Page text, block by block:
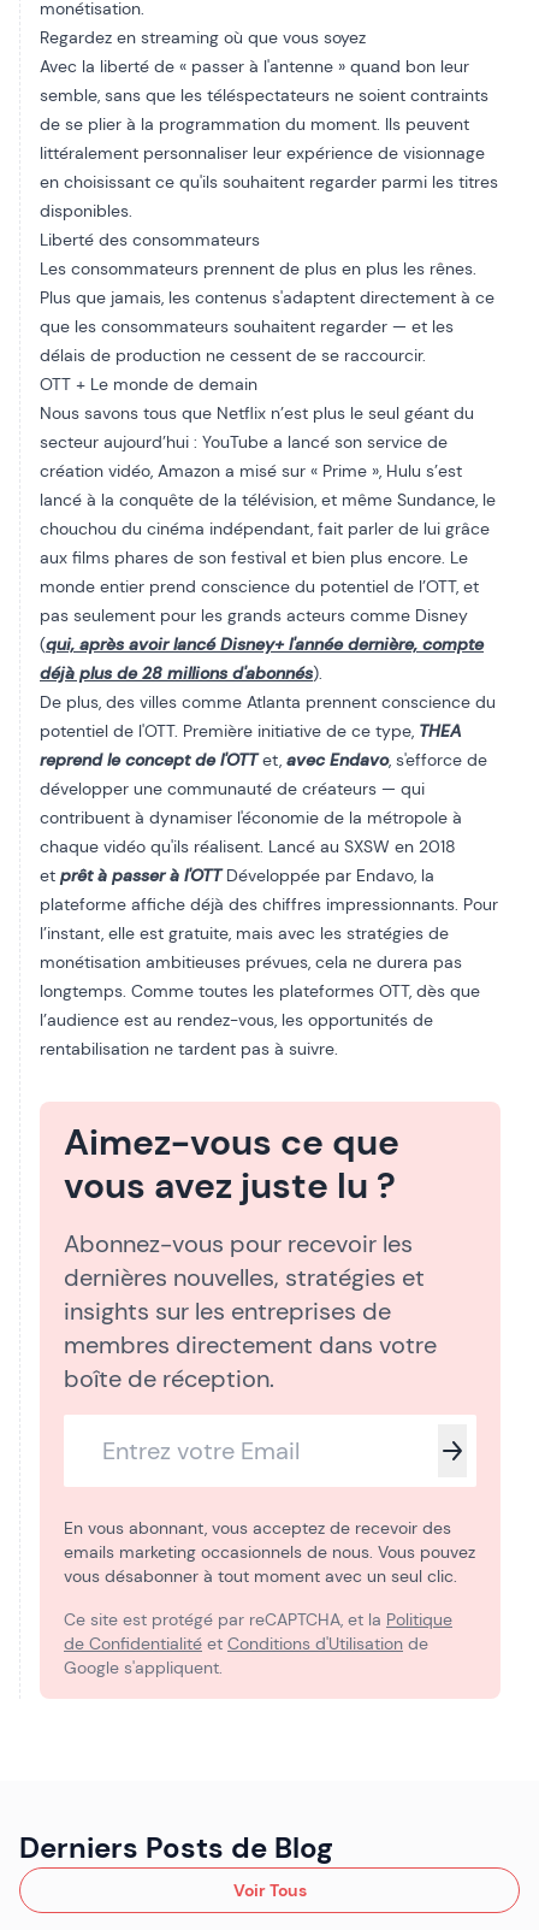
monétisation.
Regardez en streaming où que vous soyez
Avec la liberté de « passer à l'antenne » quand bon leur
semble, sans que les téléspectateurs ne soient contraints
de se plier à la programmation du moment. Ils peuvent
littéralement personnaliser leur expérience de visionnage
en choisissant ce qu'ils souhaitent regarder parmi les titres
disponibles.
Liberté des consommateurs
Les consommateurs prennent de plus en plus les rênes.
Plus que jamais, les contenus s'adaptent directement à ce
que les consommateurs souhaitent regarder — et les
délais de production ne cessent de se raccourcir.
OTT + Le monde de demain
Nous savons tous que Netflix n’est plus le seul géant du
secteur aujourd’hui : YouTube a lancé son service de
création vidéo, Amazon a misé sur « Prime », Hulu s’est
lancé à la conquête de la télévision, et même Sundance, le
chouchou du cinéma indépendant, fait parler de lui grâce
aux films phares de son festival et bien plus encore. Le
monde entier prend conscience du potentiel de l’OTT, et
pas seulement pour les grands acteurs comme Disney
(qui, après avoir lancé Disney+ l'année dernière, compte
déjà plus de 28 millions d'abonnés).
De plus, des villes comme Atlanta prennent conscience du
potentiel de l'OTT. Première initiative de ce type, THEA
reprend le concept de l'OTTet, avec Endavo, s'efforce de
développer une communauté de créateurs — qui
contribuent à dynamiser l'économie de la métropole à
chaque vidéo qu'ils réalisent. Lancé au SXSW en 2018
et prêt à passer à l'OTTDéveloppée par Endavo, la
plateforme affiche déjà des chiffres impressionnants. Pour
l’instant, elle est gratuite, mais avec les stratégies de
monétisation ambitieuses prévues, cela ne durera pas
longtemps. Comme toutes les plateformes OTT, dès que
l’audience est au rendez-vous, les opportunités de
rentabilisation ne tardent pas à suivre.
Aimez-vous ce que
vous avez juste lu ?
Abonnez-vous pour recevoir les
dernières nouvelles, stratégies et
insights sur les entreprises de
membres directement dans votre
boîte de réception.
En vous abonnant, vous acceptez de recevoir des
emails marketing occasionnels de nous. Vous pouvez
vous désabonner à tout moment avec un seul clic.
Ce site est protégé par reCAPTCHA, et la Politique
de Confidentialité et Conditions d'Utilisation de
Google s'appliquent.
Derniers Posts de Blog
Voir Tous